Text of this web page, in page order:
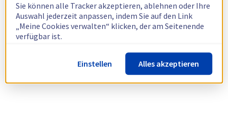
Sie können alle Tracker akzeptieren, ablehnen oder Ihre
Auswahl jederzeit anpassen, indem Sie auf den Link
„Meine Cookies verwalten“ klicken, der am Seitenende
verfügbar ist.
Weitere Informationen finden Sie in unsererRichtlinie
zur Verwendung von Cookies.
Einstellen Alles akzeptieren